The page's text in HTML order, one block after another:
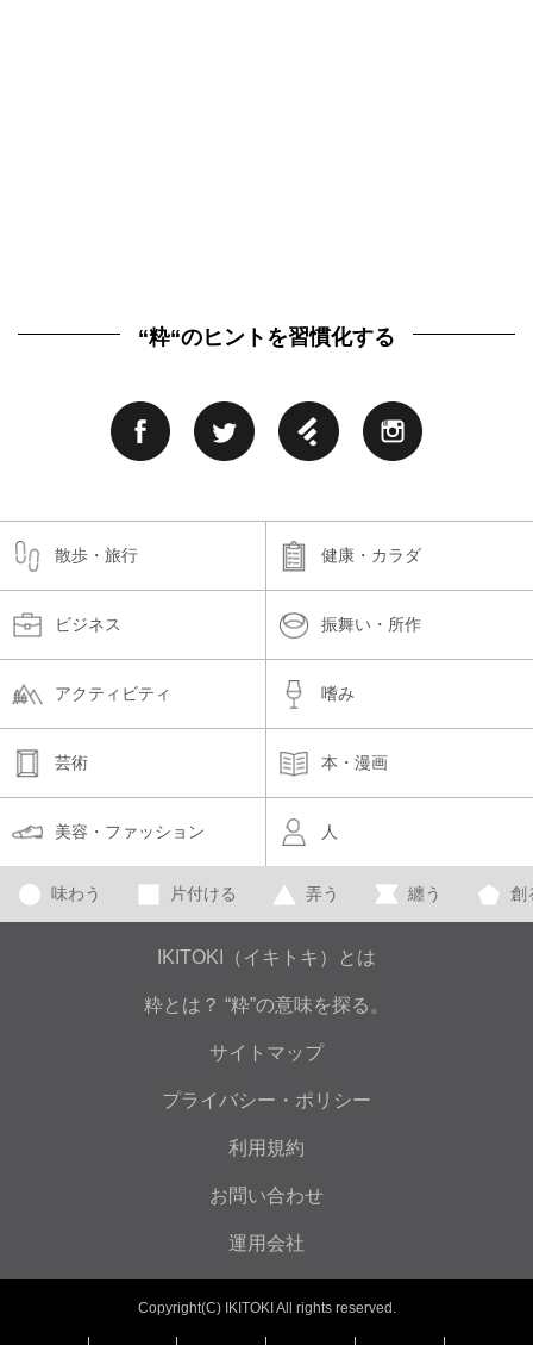
“粋“のヒントを習慣化する
散歩・旅行 健康・カラダ
ビジネス 振舞い・所作
アクティビティ 嗜み
芸術 本・漫画
美容・ファッション 人
味わう 片付ける 弄う 纏う 創
IKITOKI（イキトキ）とは
粋とは？ “粋”の意味を探る。
サイトマップ
プライバシー・ポリシー
利用規約
お問い合わせ
運用会社
Copyright(C) IKITOKI All rights reserved.